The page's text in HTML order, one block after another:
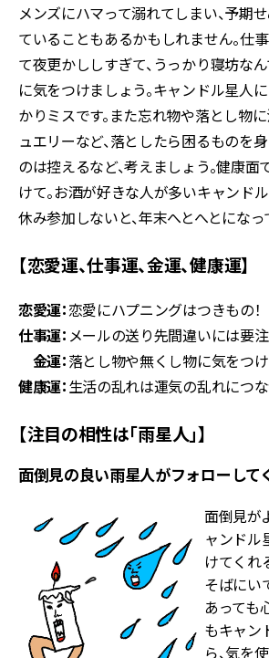
メンズにハマって溺れてしまい、予期
ていることもあるかもしれません。仕
て夜更かししすぎて、うっかり寝坊な
に気をつけましょう。キャンドル星人
かりミスです。また忘れ物や落とし物
ュエリーなど、落としたら困るものを
のは控えるなど、考えましょう。健康
けて。お酒が好きな人が多いキャンド
休み参加しないと、年末へとへとになっ
【恋愛運、仕事運、金運、健康運】
恋愛運：恋愛にハプニングはつきもの！
仕事運： メールの送り先間違いには要
金運：落とし物や無くし物に気をつ
健康運：生活の乱れは運気の乱れにつ
【注目の相性は「雨星人」】
面倒見の良い雨星人がフォローして
面倒見が
ャンドル
けてくれ
そばにい
あっても
もキャン
ら、気を